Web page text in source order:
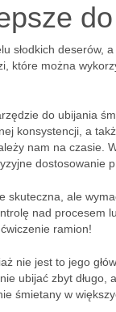
słodkich deserów,
które można
do ubijania
konsystencji, a
nam na czasie.
dostosowanie
skuteczna, ale
nad procesem
ramion!
nie jest to jego
ubijać zbyt
śmietany w